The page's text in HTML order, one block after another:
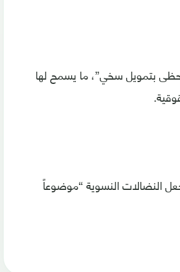
بتمويل سخي”، ما يسمح لها
النضالات النسوية “موضوعاً